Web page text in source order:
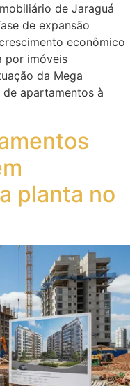
de Jaraguá
de expansão
econômico
por imóveis
da Mega
apartamentos à
planta no